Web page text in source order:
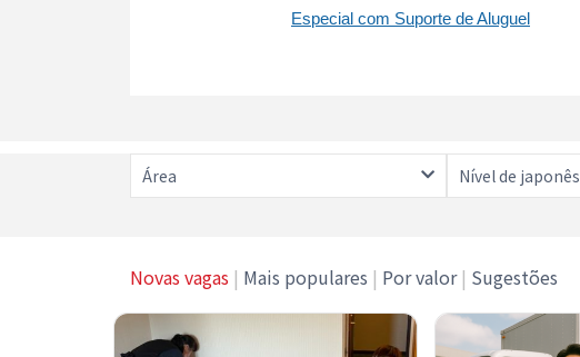
Especial com Suporte de Aluguel
Área Nível de japonês
Novas vagas | Mais populares | Por valor| Sugestões